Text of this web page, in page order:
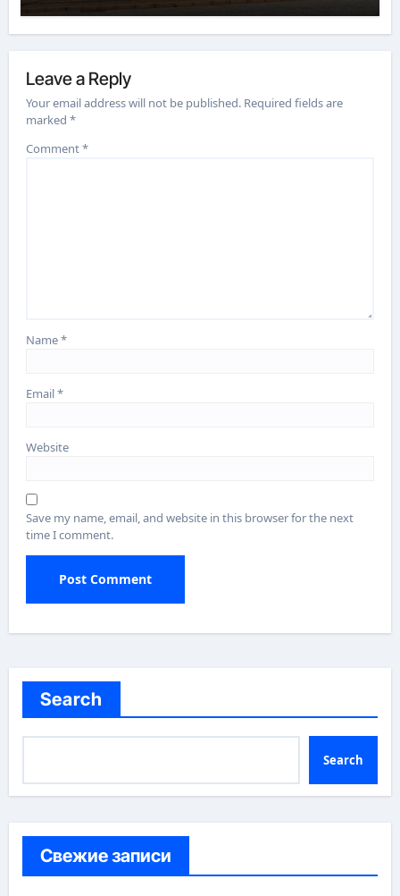
Leave a Reply
Your email address will not be published. Required fields are
marked*
Comment*
Name*
Email*
Website
Save my name, email, and website in this browser for the next
time I comment.
Search
Search
Свежие записи